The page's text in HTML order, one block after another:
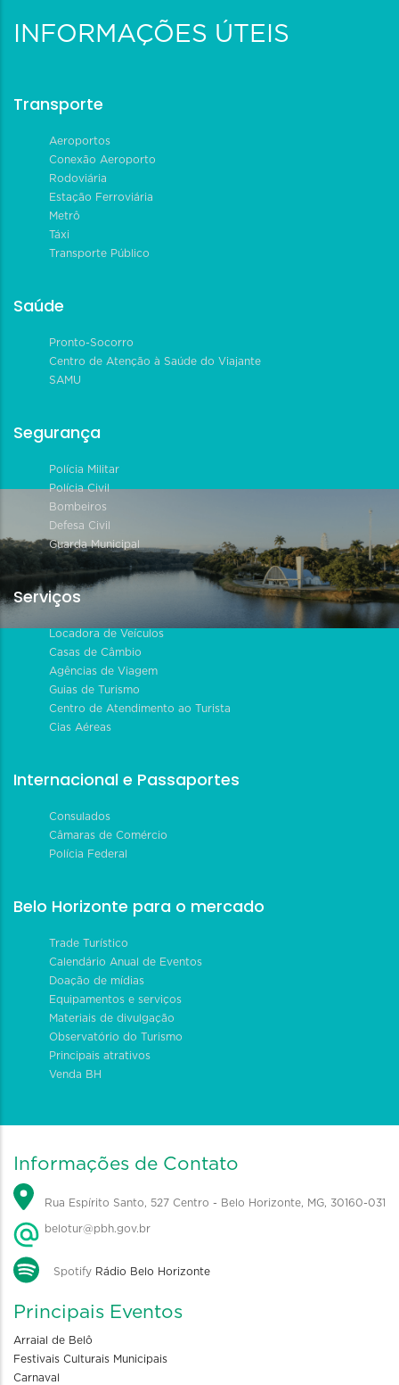
INFORMAÇÕES ÚTEIS
Transporte
Aeroportos
Conexão Aeroporto
Rodoviária
Estação Ferroviária
Metrô
Táxi
Transporte Público
Saúde
Pronto-Socorro
Centro de Atenção à Saúde do Viajante
SAMU
Segurança
Polícia Militar
Polícia Civil
Bombeiros
Defesa Civil
Guarda Municipal
Serviços
Locadora de Veículos
Casas de Câmbio
Agências de Viagem
Guias de Turismo
Centro de Atendimento ao Turista
Cias Aéreas
Internacional e Passaportes
Consulados
Câmaras de Comércio
Polícia Federal
Belo Horizonte para o mercado
Trade Turístico
Calendário Anual de Eventos
Doação de mídias
Equipamentos e serviços
Materiais de divulgação
Observatório do Turismo
Principais atrativos
Venda BH
Informações de Contato
Rua Espírito Santo, 527 Centro - Belo Horizonte, MG, 30160-031
belotur@pbh.gov.br
Spotify Rádio Belo Horizonte
Principais Eventos
Arraial de Belô
Festivais Culturais Municipais
Carnaval